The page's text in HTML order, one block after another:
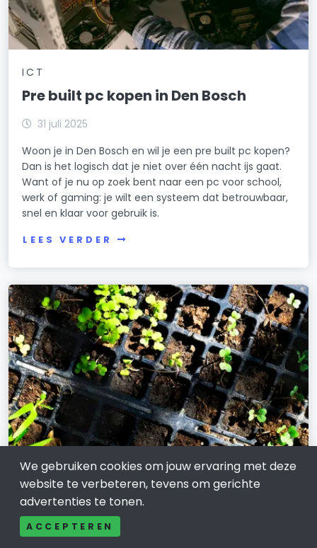
ICT
Pre built pc kopen in Den Bosch
31 juli 2025
Woon je in Den Bosch en wil je een pre built pc kopen?
Dan is het logisch dat je niet over één nacht ijs gaat.
Want of je nu op zoek bent naar een pc voor school,
werk of gaming: je wilt een systeem dat betrouwbaar,
snel en klaar voor gebruik is.
LEES VERDER
WONEN, HUIS EN TUIN
Zelf groente kweken in Den Bosch met
kweekkast of growtent
We gebruiken cookies om jouw ervaring met deze
website te verbeteren, tevens om gerichte
advertenties te tonen.
ACCEPTEREN